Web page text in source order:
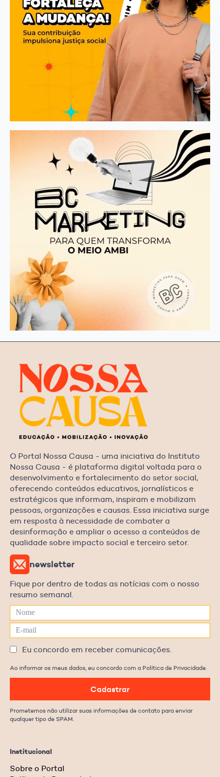
O Portal Nossa Causa - uma iniciativa do Instituto
Nossa Causa - é plataforma digital voltada para o
desenvolvimento e fortalecimento do setor social,
oferecendo conteúdos educativos, jornalísticos e
estratégicos que informam, inspiram e mobilizam
pessoas, organizações e causas. Essa iniciativa surge
em resposta à necessidade de combater a
desinformação e ampliar o acesso a conteúdos de
qualidade sobre impacto social e terceiro setor.
Institucional
Sobre o Portal
newsletter
Fique por dentro de todas as notícias com o nosso
resumo semanal.
Eu concordo em receber comunicações.
Ao informar os meus dados, eu concordo com a Política de Privacidade.
Cadastrar
Prometemos não utilizar suas informações de contato para enviar
qualquer tipo de SPAM.